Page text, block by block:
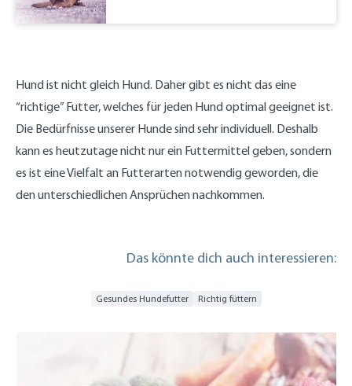
Hund ist nicht gleich Hund. Daher gibt es nicht das eine
“richtige” Futter, welches für jeden Hund optimal geeignet ist.
Die Bedürfnisse unserer Hunde sind sehr individuell. Deshalb
kann es heutzutage nicht nur ein Futtermittel geben, sondern
es ist eine Vielfalt an Futterarten notwendig geworden, die
den unterschiedlichen Ansprüchen nachkommen.
Das könnte dich auch interessieren:
Gesundes Hundefutter Richtig füttern